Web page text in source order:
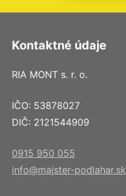
Kontaktné údaje
RIA MONT s. r. o.
IČO: 53878027
DIČ: 2121544909
0915 950 055
info@majster-podlahar.sk